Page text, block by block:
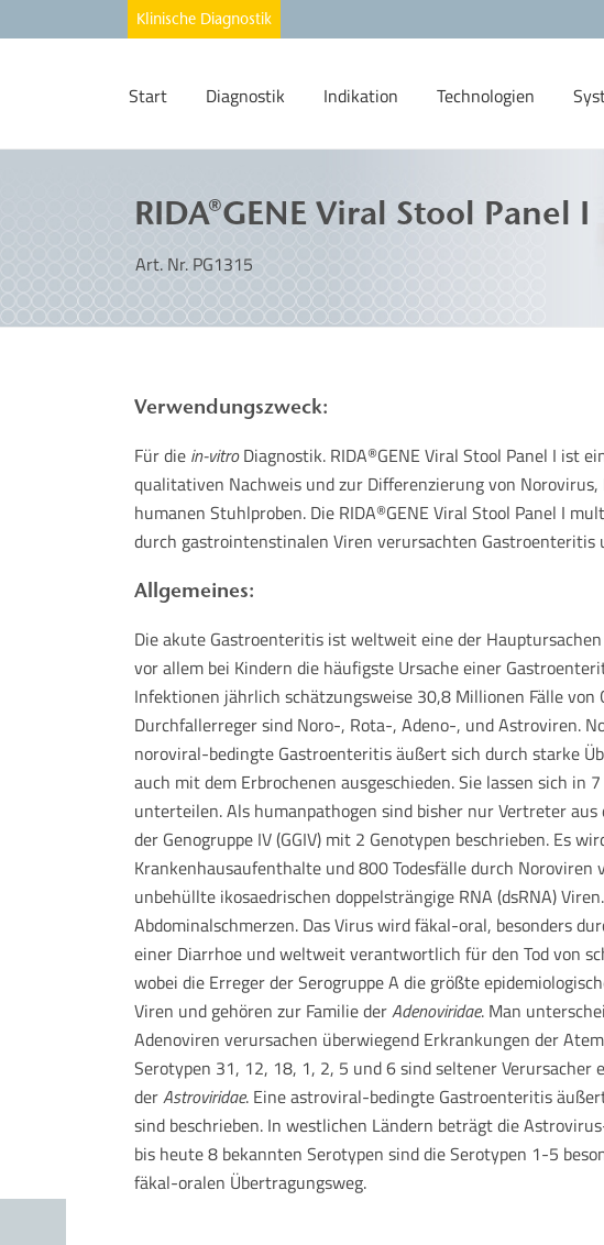
Start Diagnostik Indikation Technologien
RIDA®GENE Viral Stool Panel I
Art. Nr. PG1315
Verwendungszweck:
Für die in-vitroDiagnostik. RIDA®GENE Viral Stool Panel I ist
qualitativen Nachweis und zur Differenzierung von
humanen Stuhlproben. Die RIDA®GENE Viral Stool Panel I
durch gastrointenstinalen Viren verursachten Gastroenteritis
Allgemeines:
Die akute Gastroenteritis ist weltweit eine der
vor allem bei Kindern die häufigste Ursache einer
Infektionen jährlich schätzungsweise 30,8 Millionen Fälle
Durchfallerreger sind Noro-, Rota-, Adeno-, und Astroviren.
noroviral-bedingte Gastroenteritis äußert sich durch starke
auch mit dem Erbrochenen ausgeschieden. Sie lassen sich
unterteilen. Als humanpathogen sind bisher nur Vertreter aus
der Genogruppe IV (GGIV) mit 2 Genotypen beschrieben. Es
Krankenhausaufenthalte und 800 Todesfälle durch
unbehüllte ikosaedrischen doppelsträngige RNA (dsRNA)
Abdominalschmerzen. Das Virus wird fäkal-oral, besonders
einer Diarrhoe und weltweit verantwortlich für den Tod von
wobei die Erreger der Serogruppe A die größte
Viren und gehören zur Familie derAdenoviridae. Man
Adenoviren verursachen überwiegend Erkrankungen der
Serotypen 31, 12, 18, 1, 2, 5 und 6 sind seltener
derAstroviridae. Eine astroviral-bedingte Gastroenteritis
sind beschrieben. In westlichen Ländern beträgt die
bis heute 8 bekannten Serotypen sind die Serotypen 1-5
fäkal-oralen Übertragungsweg.